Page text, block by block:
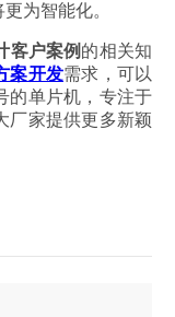
为智能化。
客户案例 的相关知
案开发需求，可以
的单片机，专注于
厂家提供更多新颖